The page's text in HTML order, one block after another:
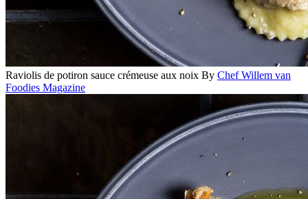
Raviolis de potiron sauce crémeuse aux noix By Chef Willem van
Foodies Magazine